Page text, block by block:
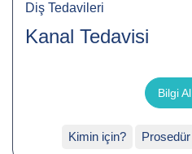
Hakkımızda
Diş Tedavileri
Kanal Tedavisi
Bilgi Al
Kimin için? Prosedür